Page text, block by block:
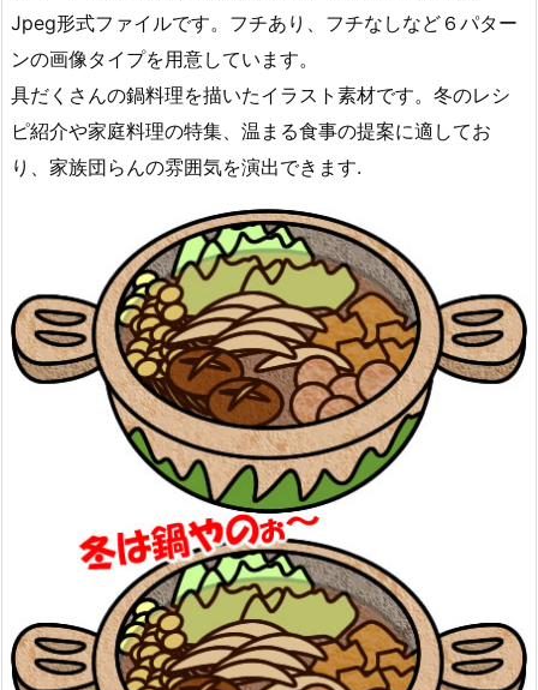
Jpeg形式ファイルです。フチあり、フチなしなど６パター
ンの画像タイプを用意しています。
具だくさんの鍋料理を描いたイラスト素材です。冬のレシ
ピ紹介や家庭料理の特集、温まる食事の提案に適してお
り、家族団らんの雰囲気を演出できます.